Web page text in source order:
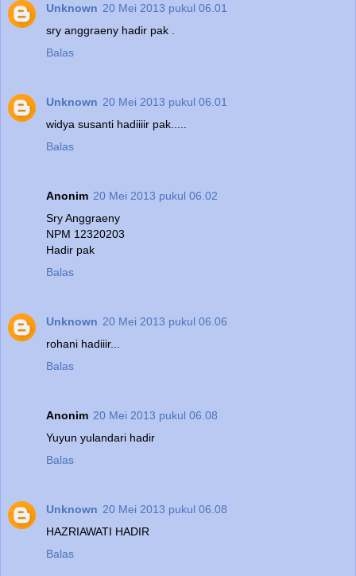
Unknown 20 Mei 2013 pukul 06.01
sry anggraeny hadir pak .
Balas
Unknown 20 Mei 2013 pukul 06.01
widya susanti hadiiiir pak.....
Balas
Anonim 20 Mei 2013 pukul 06.02
Sry Anggraeny
NPM 12320203
Hadir pak
Balas
Unknown 20 Mei 2013 pukul 06.06
rohani hadiiir...
Balas
Anonim 20 Mei 2013 pukul 06.08
Yuyun yulandari hadir
Balas
Unknown 20 Mei 2013 pukul 06.08
HAZRIAWATI HADIR
Balas